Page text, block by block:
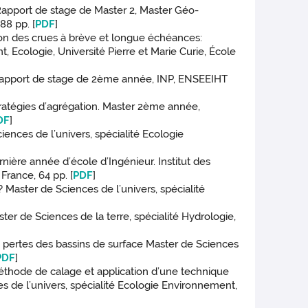
de stage de Master 2, Master Géo-
pp. [PDF]
des crues à brève et longue échéances:
Ecologie, Université Pierre et Marie Curie, École
de stage de 2ème année, INP, ENSEEIHT
d’agrégation. Master 2ème année,
]
de l’univers, spécialité Ecologie
année d’école d’Ingénieur. Institut des
64 pp. [PDF]
de Sciences de l’univers, spécialité
de Sciences de la terre, spécialité Hydrologie,
des bassins de surface Master de Sciences
]
de calage et application d’une technique
l’univers, spécialité Ecologie Environnement,